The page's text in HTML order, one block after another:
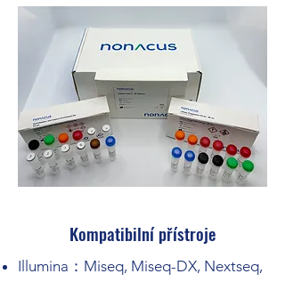
Kompatibilní přístroje
Illumina：Miseq, Miseq-DX, Nextseq,